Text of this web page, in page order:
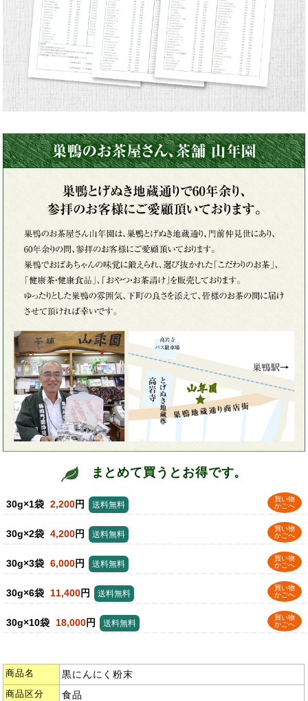
まとめて買うとお得です。
30g×1袋 2,200円
買い物
かごへ
送料無料
30g×2袋 4,200円
買い物
かごへ
送料無料
30g×3袋 6,000円
買い物
かごへ
送料無料
30g×6袋 11,400円
買い物
かごへ
送料無料
30g×10袋 18,000円
買い物
かごへ
送料無料
商品名 黒にんにく粉末
商品区分 食品